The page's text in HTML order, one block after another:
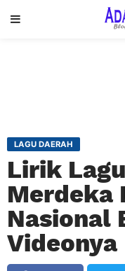
LAGU DAERAH
Lirik
Merdeka
Nasional
Videonya